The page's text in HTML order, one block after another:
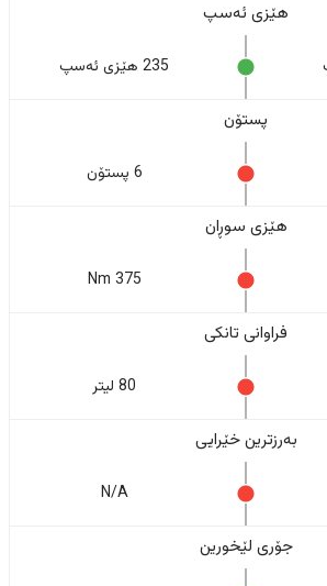
هێزی ئەسپ
235 هێزی ئەسپ
پستۆن
6 پستۆن
هێزی سوڕان
375 Nm
فراوانی تانکی
80 لیتر
بەرزترین خێرایی
N/A
جۆری لێخورین